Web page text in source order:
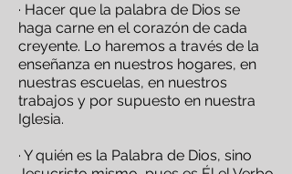
· Hacer que la palabra de Dios se
haga carne en el corazón de cada
creyente. Lo haremos a través de la
enseñanza en nuestros hogares, en
nuestras escuelas, en nuestros
trabajos y por supuesto en nuestra
Iglesia.
· Y quién es la Palabra de Dios, sino